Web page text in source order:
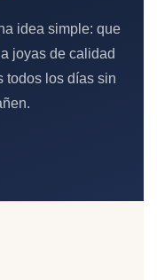
idea simple: que
joyas de calidad
todos los días sin